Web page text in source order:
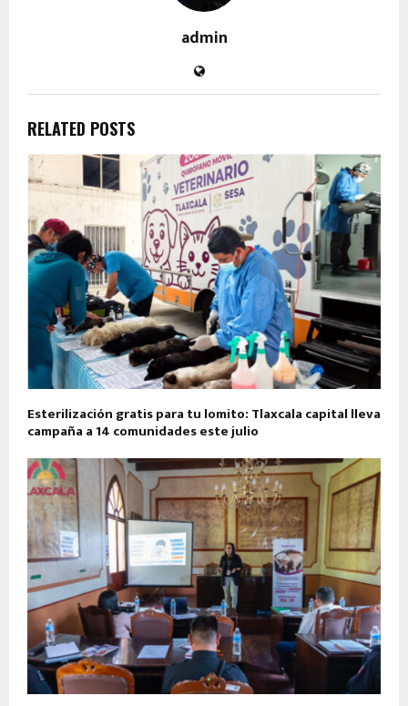
admin
RELATED POSTS
Esterilización gratis para tu lomito: Tlaxcala capital lleva
campaña a 14 comunidades este julio